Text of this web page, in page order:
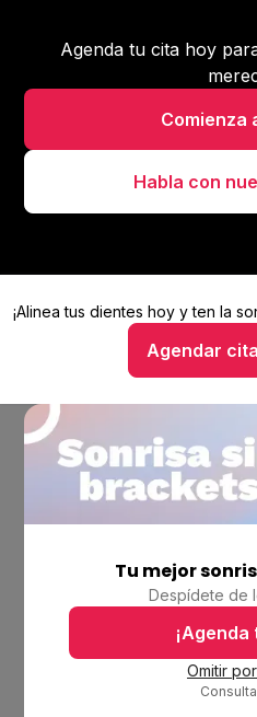
Agenda tu cita hoy
Comienza
Habla con
¡Alinea tus dientes hoy yten la
Agendar cita
Alinea tus dientes hoy y
Hablar con
Tu mejor
Despídete de
Omitir